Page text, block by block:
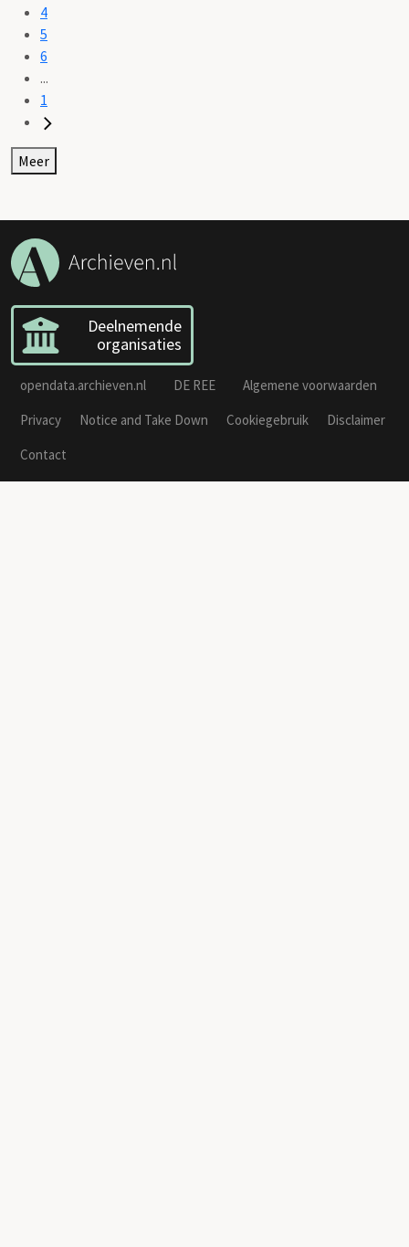
4
5
6
...
1
Meer
Deelnemende
organisaties
opendata.archieven.nl DE REE
Algemene voorwaarden
Privacy
Notice and Take Down Cookiegebruik
Disclaimer
Contact